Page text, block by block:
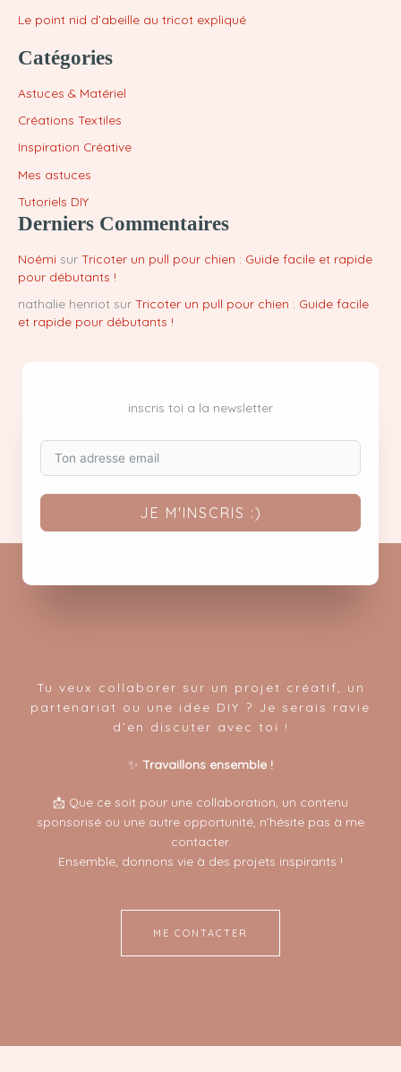
Le point nid d’abeille au tricot expliqué
Catégories
Astuces & Matériel
Créations Textiles
Inspiration Créative
Mes astuces
Tutoriels DIY
Derniers Commentaires
Noémi sur Tricoter un pull pour chien : Guide facile et rapide
pour débutants !
nathalie henriot sur Tricoter un pull pour chien : Guide facile
et rapide pour débutants !
inscris toi a la newsletter
JE M'INSCRIS :)
Tu veux collaborer sur un projet créatif, un
partenariat ou une idée DIY ? Je serais ravie
d’en discuter avec toi !
✨ Travaillons ensemble !
📩 Que ce soit pour une collaboration, un contenu
sponsorisé ou une autre opportunité, n’hésite pas à me
contacter.
Ensemble, donnons vie à des projets inspirants !
ME CONTACTER